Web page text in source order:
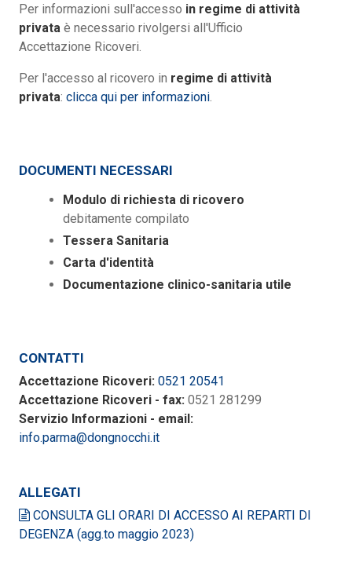
Per informazioni sull'accesso in regime di attività
privata è necessario rivolgersi all'Ufficio
Accettazione Ricoveri.
Per l'accesso al ricovero in regime di attività
privata: clicca qui per informazioni
DOCUMENTI NECESSARI
Modulo di richiesta di ricovero
debitamente compilato
Tessera Sanitaria
Carta d'identità
Documentazione clinico-sanitaria utile
CONTATTI
Accettazione Ricoveri: 0521 20541
Accettazione Ricoveri - fax: 0521 281299
Servizio Informazioni - email:
info.parma@dongnocchi.it
ALLEGATI
CONSULTA GLI ORARI DI ACCESSO AI REPARTI DI
DEGENZA (agg.to maggio 2023)